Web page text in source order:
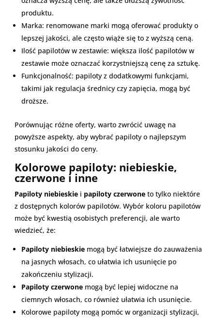
produktu.
Marka: renomowane marki mogą oferować produkty o
lepszej jakości, ale często wiąże się to z wyższą ceną.
Ilość papilotów w zestawie: większa ilość papilotów w
zestawie może oznaczać korzystniejszą cenę za sztukę.
Funkcjonalność: papiloty z dodatkowymi funkcjami,
takimi jak regulacja średnicy czy zapięcia, mogą być
droższe.
Porównując różne oferty, warto zwrócić uwagę na
powyższe aspekty, aby wybrać papiloty o najlepszym
stosunku jakości do ceny.
Kolorowe papiloty: niebieskie,
czerwone i inne
Papiloty niebieskie i papiloty czerwone to tylko niektóre
z dostępnych kolorów papilotów. Wybór koloru papilotów
może być kwestią osobistych preferencji, ale warto
wiedzieć, że:
Papiloty niebieskie mogą być łatwiejsze do zauważenia
na jasnych włosach, co ułatwia ich usunięcie po
zakończeniu stylizacji.
Papiloty czerwone mogą być lepiej widoczne na
ciemnych włosach, co również ułatwia ich usunięcie.
Kolorowe papiloty mogą pomóc w organizacji stylizacji,